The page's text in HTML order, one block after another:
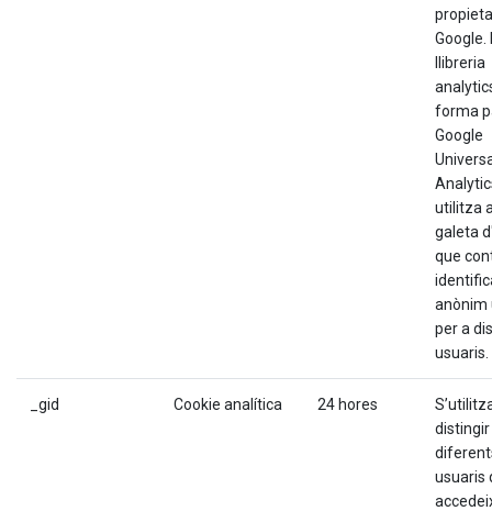
Google.
llibreria
forma
Google
utilitza
galeta
que
anònim
per a
usuaris.
_gid Cookie analítica 24 hores
distingir
usuaris